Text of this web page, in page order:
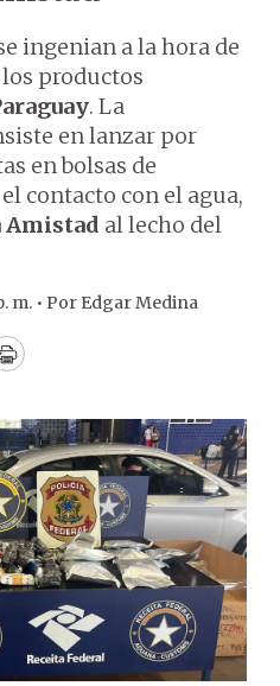
ingenian a la hora de
los productos
. La
en lanzar por
en bolsas de
contacto con el agua,
Amistad al lecho del
m. • Por Edgar Medina
Print